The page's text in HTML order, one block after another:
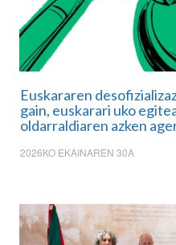
Euskararen
gain, euskarari uko
oldarraldiaren azken
2026KO EKAINAREN 30A